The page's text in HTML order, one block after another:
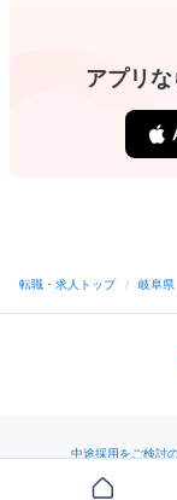
アプリな
転職・求人トップ / 岐阜県
中途採用をご検討